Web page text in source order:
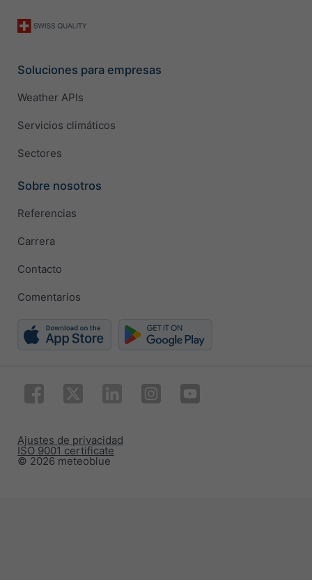
Soluciones para empresas
Weather APIs
Servicios climáticos
Sectores
Sobre nosotros
Referencias
Carrera
Contacto
Comentarios
© 2026 meteoblue
ISO 9001 certificate
Ajustes de privacidad